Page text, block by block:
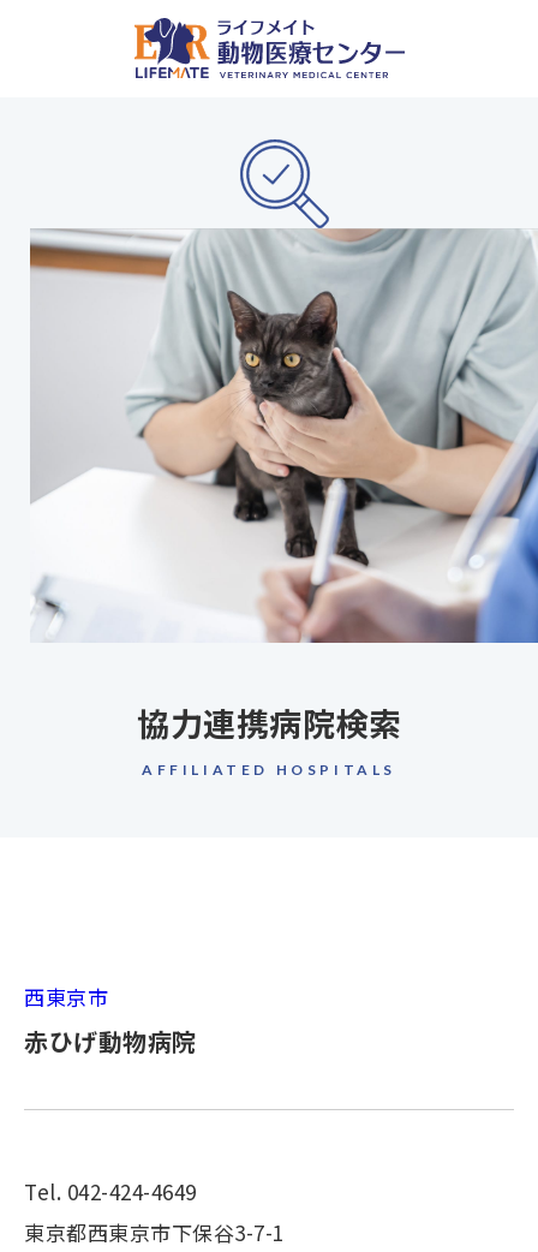
協力連携病院検索
AFFILIATED HOSPITALS
西東京市
赤ひげ動物病院
Tel. 042-424-4649
東京都西東京市下保谷3-7-1